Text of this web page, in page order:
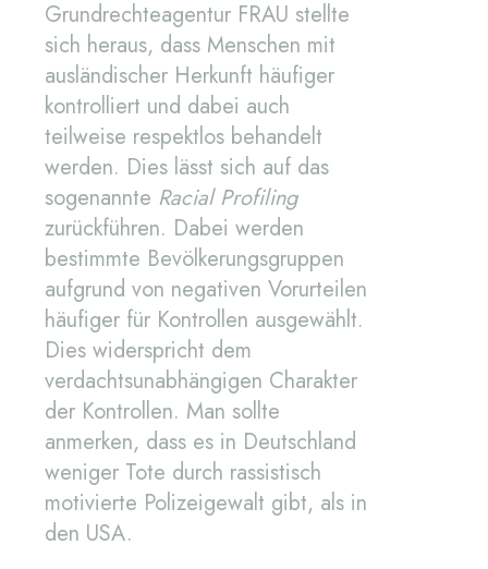
Grundrechteagentur FRAU stellte
sich heraus, dass Menschen mit
ausländischer Herkunft häufiger
kontrolliert und dabei auch
teilweise respektlos behandelt
werden. Dies lässt sich auf das
sogenannte Racial Profiling
zurückführen. Dabei werden
bestimmte Bevölkerungsgruppen
aufgrund von negativen Vorurteilen
häufiger für Kontrollen ausgewählt.
Dies widerspricht dem
verdachtsunabhängigen Charakter
der Kontrollen. Man sollte
anmerken, dass es in Deutschland
weniger Tote durch rassistisch
motivierte Polizeigewalt gibt, als in
den USA.